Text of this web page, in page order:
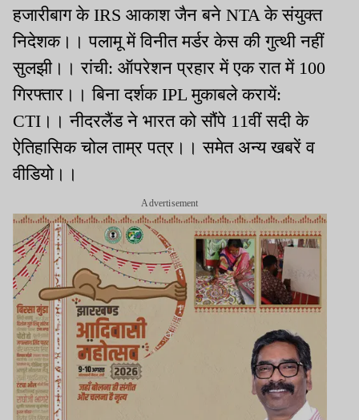
हजारीबाग के IRS आकाश जैन बने NTA के संयुक्त
निदेशक।। पलामू में विनीत मर्डर केस की गुत्थी नहीं
सुलझी।। रांची: ऑपरेशन प्रहार में एक रात में 100
गिरफ्तार।। बिना दर्शक IPL मुकाबले करायें:
CTI।। नीदरलैंड ने भारत को सौंपे 11वीं सदी के
ऐतिहासिक चोल ताम्र पत्र।। समेत अन्य खबरें व
वीडियो।।
Advertisement